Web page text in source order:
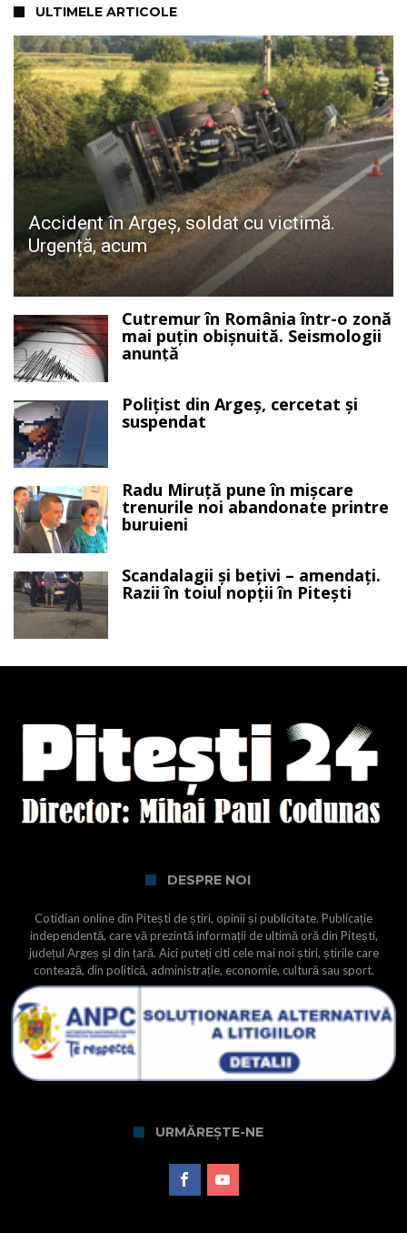
ULTIMELE ARTICOLE
Accident în Argeș, soldat cu victimă.
Urgență, acum
Cutremur în România într-o zonă
mai puțin obișnuită. Seismologii
anunță
Polițist din Argeș, cercetat și
suspendat
Radu Miruță pune în mișcare
trenurile noi abandonate printre
buruieni
Scandalagii și bețivi – amendați.
Razii în toiul nopții în Pitești
DESPRE NOI
Cotidian online din Pitești de știri, opinii și publicitate. Publicație
independentă, care vă prezintă informații de ultimă oră din Pitești,
județul Argeș și din țară. Aici puteți citi cele mai noi știri, știrile care
contează, din politică, administrație, economie, cultură sau sport.
URMĂREȘTE-NE